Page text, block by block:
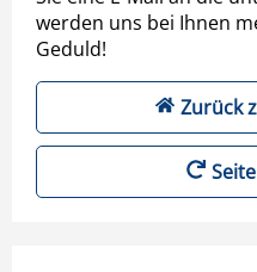
werden uns bei Ihnen
Geduld!
Zurück